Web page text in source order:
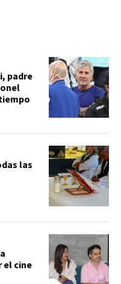
padre
las
el cine